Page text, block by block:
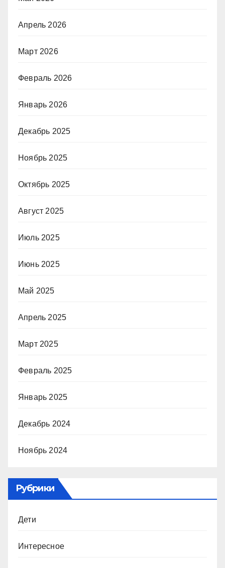
Апрель 2026
Март 2026
Февраль 2026
Январь 2026
Декабрь 2025
Ноябрь 2025
Октябрь 2025
Август 2025
Июль 2025
Июнь 2025
Май 2025
Апрель 2025
Март 2025
Февраль 2025
Январь 2025
Декабрь 2024
Ноябрь 2024
Рубрики
Дети
Интересное